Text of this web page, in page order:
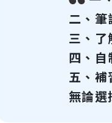
二、筆
三、了
四、自
五、補
無論選